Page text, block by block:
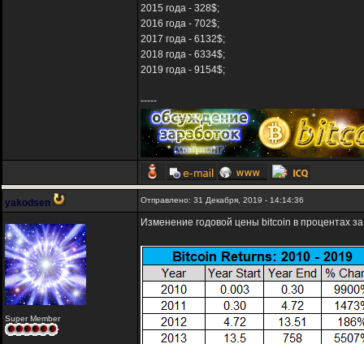
2015 года - 328$;
2016 года - 702$;
2017 года - 6132$;
2018 года - 6334$;
2019 года - 9154$;
-----
yakodsen Отправлено: 31 Декабря, 2019 - 14:14:36
Super Member
Изменение годовой цены bitcoin в процентах